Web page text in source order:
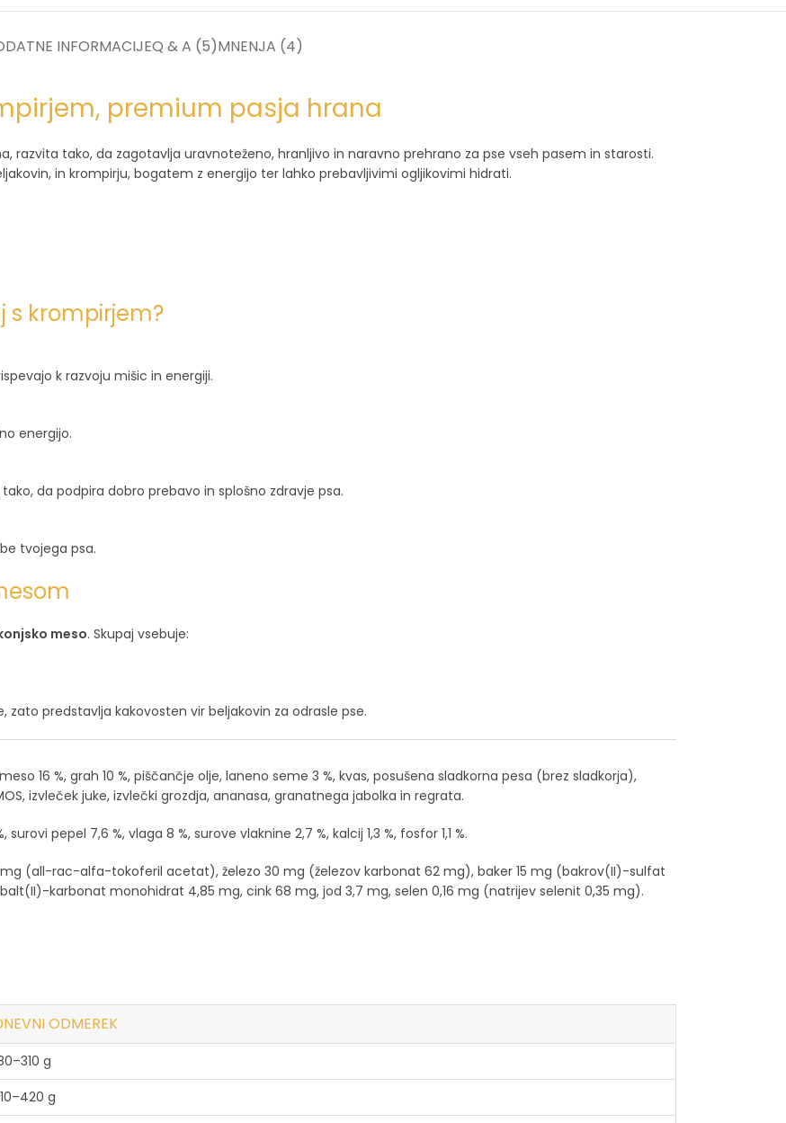
INFORMACIJEQ & A (5)MNENJA (4)
premium pasja hrana
razvita tako, da zagotavlja uravnoteženo, hranljivo in naravno prehrano za pse vseh pasem in starosti.
in krompirju, bogatem z energijo ter lahko prebavljivimi ogljikovimi hidrati.
s krompirjem?
k razvoju mišic in energiji.
energijo.
da podpira dobro prebavo in splošno zdravje psa.
tvojega psa.
meso. Skupaj vsebuje:
zato predstavlja kakovosten vir beljakovin za odrasle pse.
16 %, grah 10 %, piščančje olje, laneno seme 3 %, kvas, posušena sladkorna pesa (brez sladkorja),
izvleček juke, izvlečki grozdja, ananasa, granatnega jabolka in regrata.
pepel 7,6 %, vlaga 8 %, surove vlaknine 2,7 %, kalcij 1,3 %, fosfor 1,1 %.
mg (all-rac-alfa-tokoferil acetat), železo 30 mg (železov karbonat 62 mg), baker 15 mg (bakrov(II)-sulfat
karbonat monohidrat 4,85 mg, cink 68 mg, jod 3,7 mg, selen 0,16 mg (natrijev selenit 0,35 mg).
ODMEREK
g
g